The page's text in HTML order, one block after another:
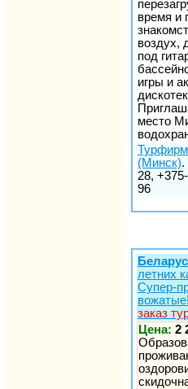
время и
воздух,
под
игры и
место
(Минск).
28,
96
летних
Супер-
заказ
Цена: 2